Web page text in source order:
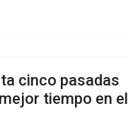
cinco pasadas
tiempo en el